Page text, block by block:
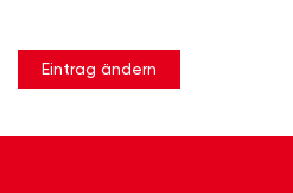
Eintrag ändern